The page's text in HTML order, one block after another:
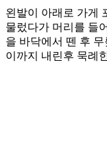
왼발이 아래로 가게
물렀다가 머리를 들
을 바닥에서 뗀 후
이까지 내린후 묵례